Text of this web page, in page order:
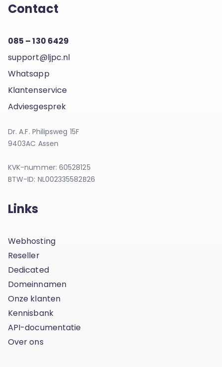
Contact
085 – 130 6429
support@ljpc.nl
Whatsapp
Klantenservice
Adviesgesprek
Dr. A.F. Philipsweg 15F
9403AC Assen
KVK-nummer: 60528125
BTW-ID: NL002335582B26
Links
Webhosting
Reseller
Dedicated
Domeinnamen
Onze klanten
Kennisbank
API-documentatie
Over ons